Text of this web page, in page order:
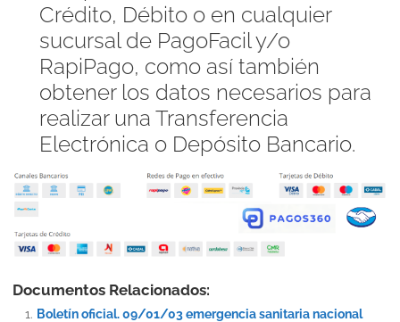
Crédito, Débito o en cualquier
sucursal de PagoFacil y/o
RapiPago, como así también
obtener los datos necesarios para
realizar una Transferencia
Electrónica o Depósito Bancario.
Documentos Relacionados:
Boletín oficial. 09/01/03 emergencia sanitaria nacional